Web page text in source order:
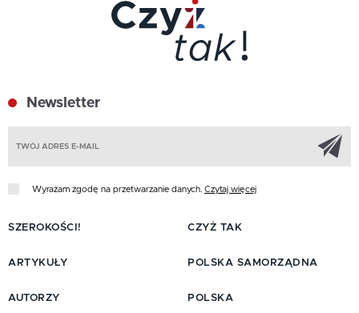
Newsletter
Wyrażam zgodę na przetwarzanie danych. Czytaj więcej
SZEROKOŚCI!
ARTYKUŁY
AUTORZY
CZYŻ TAK
POLSKA SAMORZĄDNA
POLSKA